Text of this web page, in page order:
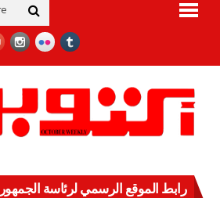
رابط الموقع الرسمي لرئاسة الجمهورية